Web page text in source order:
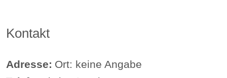
Lederlenkrad:
Standheizung:
verfügbar
Kontakt
Adresse: Ort: keine Angabe